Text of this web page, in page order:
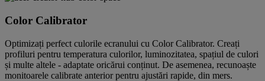
Color Calibrator
Optimizați perfect culorile ecranului cu Color Calibrator. Creați
profiluri pentru temperatura culorilor, luminozitatea, spațiul de culori
și multe altele - adaptate oricărui conținut. De asemenea, recunoaște
monitoarele calibrate anterior pentru ajustări rapide, din mers.